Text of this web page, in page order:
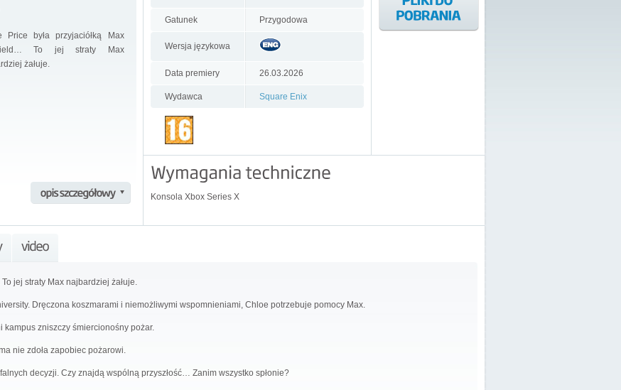
Price była przyjaciółką Max
To jej straty Max
żałuje.
Gatunek Przygodowa
Wersja językowa
Data premiery 26.03.2026
Wydawca Square Enix
Konsola Xbox Series X
jej straty Max najbardziej żałuje.
Dręczona koszmarami i niemożliwymi wspomnieniami, Chloe potrzebuje pomocy Max.
kampus zniszczy śmiercionośny pożar.
nie zdoła zapobiec pożarowi.
decyzji. Czy znajdą wspólną przyszłość… Zanim wszystko spłonie?